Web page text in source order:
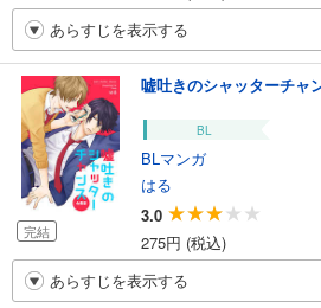
あらすじを表示する
完結
嘘吐きのシャッターチャ
BL
BLマンガ
はる
3.0
275円 (税込)
あらすじを表示する